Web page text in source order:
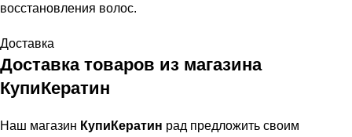
восстановления волос.
Доставка
Доставка товаров из магазина
КупиКератин
Наш магазин КупиКератин рад предложить своим